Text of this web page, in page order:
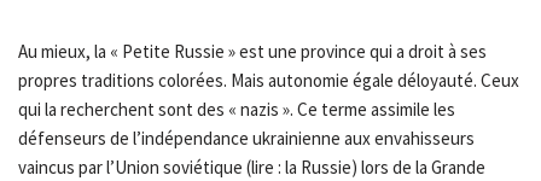
Au mieux, la « Petite Russie » est une province qui a droit à ses
propres traditions colorées. Mais autonomie égale déloyauté. Ceux
qui la recherchent sont des « nazis ». Ce terme assimile les
défenseurs de l’indépendance ukrainienne aux envahisseurs
vaincus par l’Union soviétique (lire : la Russie) lors de la Grande